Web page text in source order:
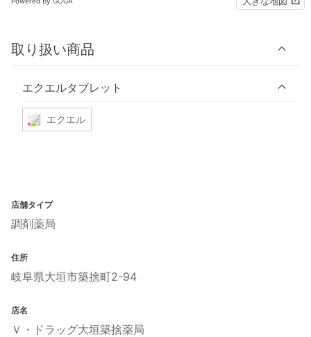
取り扱い商品
エクエルタブレット
エクエル
店舗タイプ
調剤薬局
住所
岐阜県大垣市築捨町2-94
店名
Ｖ・ドラッグ大垣築捨薬局